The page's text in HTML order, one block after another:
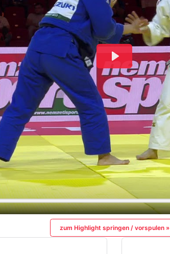
zum Highlight springen / vorspulen »